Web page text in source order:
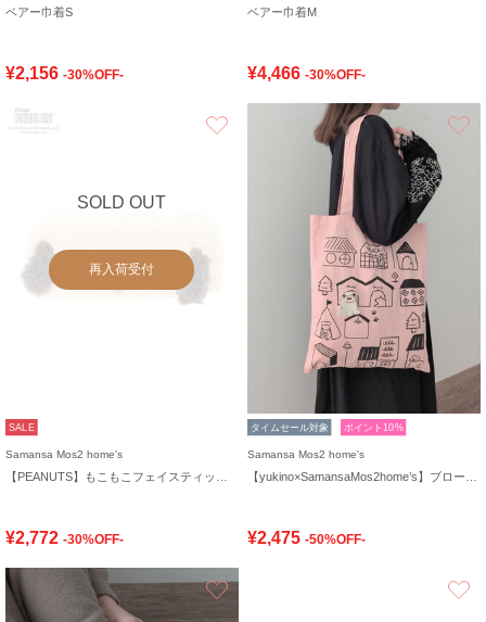
ベアー巾着S
¥2,156 -30%OFF-
ベアー巾着M
¥4,466 -30%OFF-
SOLD OUT
再入荷受付
SALE
Samansa Mos2 home's
¥2,772 -30%OFF-
タイムセール対象 ポイント10%
Samansa Mos2 home's
¥2,475 -50%OFF-